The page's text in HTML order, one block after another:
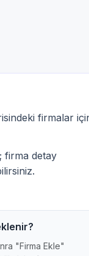
firmalar
firma detay
"Firma Ekle"